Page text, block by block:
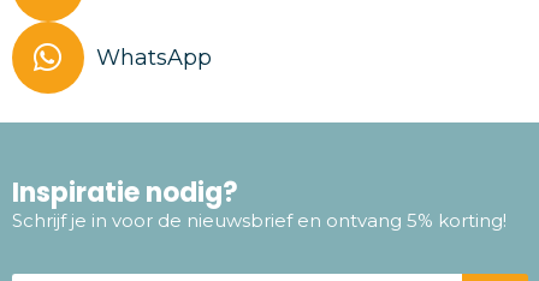
WhatsApp
Inspiratie nodig?
Schrijf je in voor de nieuwsbrief en ontvang 5% korting!